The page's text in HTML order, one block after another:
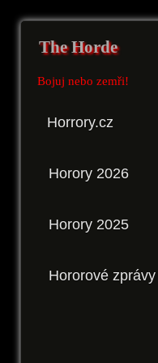
The Horde
Bojuj nebo zemři!
Horrory.cz
Horory 2026
Horory 2025
Hororové zprávy